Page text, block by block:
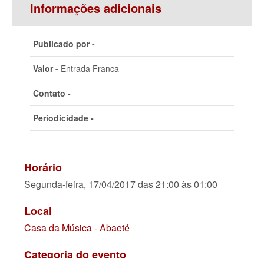
Informações adicionais
Publicado por -
Valor - Entrada Franca
Contato -
Periodicidade -
Horário
Segunda-feira, 17/04/2017 das 21:00 às 01:00
Local
Casa da Música - Abaeté
Categoria do evento